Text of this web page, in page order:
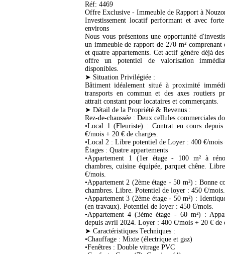
Réf: 4469
Offre Exclusive - Immeuble de Rapport à
Investissement locatif performant et avec
environs
Nous vous présentons une opportunité
un immeuble de rapport de 270 m²
et quatre appartements. Cet actif génère déjà
offre un potentiel de valorisation
disponibles.
➤ Situation Privilégiée :
Bâtiment idéalement situé à proximité
transports en commun et des axes routiers
attrait constant pour locataires et commerçants.
➤ Détail de la Propriété & Revenus :
Rez-de-chaussée : Deux cellules commerciales
•Local 1 (Fleuriste) : Contrat en cours
€/mois + 20 € de charges.
•Local 2 : Libre potentiel de Loyer : 400 €/mois
Étages : Quatre appartements
•Appartement 1 (1er étage - 100 m² à
chambres, cuisine équipée, parquet chêne.
€/mois.
•Appartement 2 (2ème étage - 50 m²) : Bonne
chambres. Libre. Potentiel de loyer : 450 €/mois.
•Appartement 3 (2ème étage - 50 m²) :
(en travaux). Potentiel de loyer : 450 €/mois.
•Appartement 4 (3ème étage - 60 m²) :
depuis avril 2024. Loyer : 400 €/mois + 20 € de
➤ Caractéristiques Techniques :
•Chauffage : Mixte (électrique et gaz)
•Fenêtres : Double vitrage PVC